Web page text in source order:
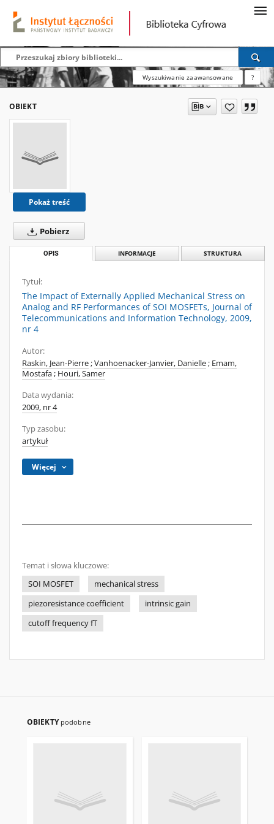
Wyszukiwanie zaawansowane ?
OBIEKT
Pokaż treść
Pobierz
OPIS INFORMACJE STRUKTURA
Tytuł:
The Impact of Externally Applied Mechanical Stress on
Analog and RF Performances of SOI MOSFETs, Journal of
Telecommunications and Information Technology, 2009,
nr 4
Autor:
Raskin, Jean-Pierre;Vanhoenacker-Janvier, Danielle; Emam,
Mostafa; Houri, Samer
Data wydania:
2009, nr 4
Typ zasobu:
artykuł
Więcej
Temat i słowa kluczowe:
SOI MOSFET
mechanical stress
piezoresistance coefficient
intrinsic gain
cutoff frequency fT
OBIEKTY podobne